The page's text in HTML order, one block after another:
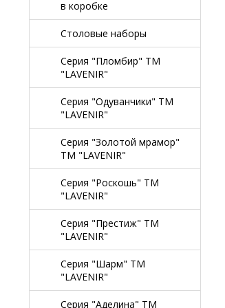
в коробке
Столовые наборы
Серия "Пломбир" TM
"LAVENIR"
Серия "Одуванчики" TM
"LAVENIR"
Серия "Золотой мрамор"
TM "LAVENIR"
Серия "Роскошь" TM
"LAVENIR"
Серия "Престиж" ТМ
"LAVENIR"
Серия "Шарм" ТМ
"LAVENIR"
Серия "Аделина" TM